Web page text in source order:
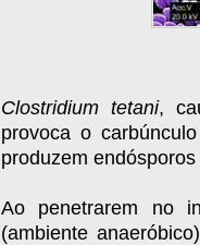
Clostridium tetani,
provoca o
produzem
Ao penetrarem no
(ambiente